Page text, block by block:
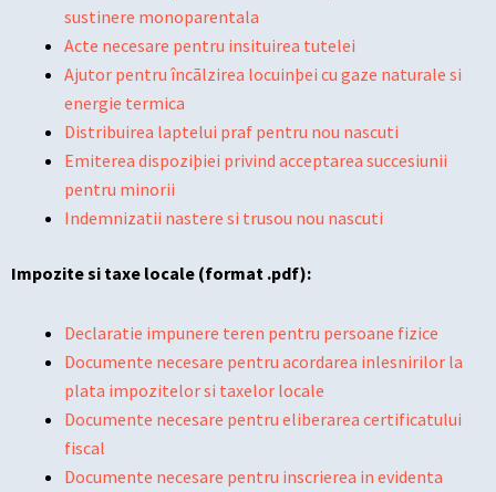
sustinere monoparentala
Acte necesare pentru insituirea tutelei
Ajutor pentru încãlzirea locuinþei cu gaze naturale si
energie termica
Distribuirea laptelui praf pentru nou nascuti
Emiterea dispoziþiei privind acceptarea succesiunii
pentru minorii
Indemnizatii nastere si trusou nou nascuti
Impozite si taxe locale (format .pdf):
Declaratie impunere teren pentru persoane fizice
Documente necesare pentru acordarea inlesnirilor la
plata impozitelor si taxelor locale
Documente necesare pentru eliberarea certificatului
fiscal
Documente necesare pentru inscrierea in evidenta